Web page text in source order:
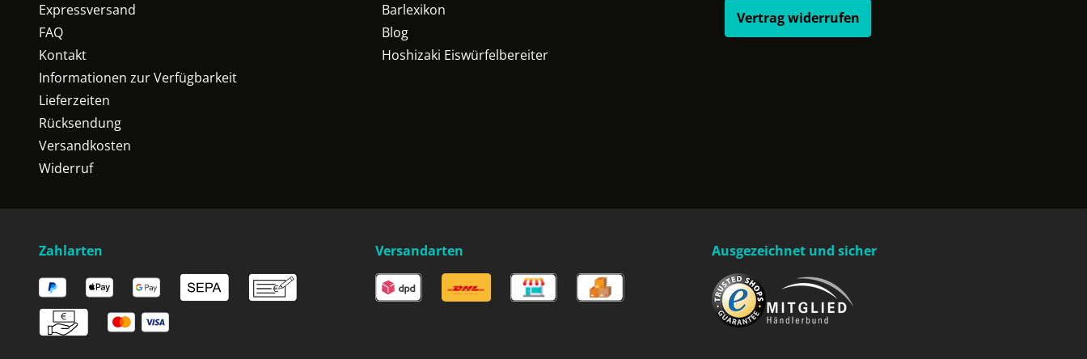
Expressversand
FAQ
Kontakt
Informationen zur Verfügbarkeit
Lieferzeiten
Rücksendung
Versandkosten
Widerruf
Barlexikon
Blog
Hoshizaki Eiswürfelbereiter
Vertrag widerrufen
Zahlarten Versandarten Ausgezeichnet und sicher